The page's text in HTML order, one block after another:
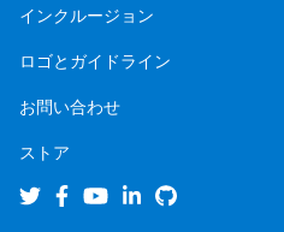
インクルージョン
ロゴとガイドライン
お問い合わせ
ストア